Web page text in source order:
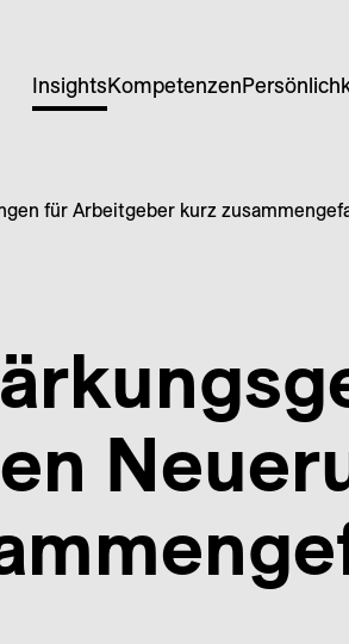
InsightsKompetenzen
für Arbeitgeber kurz